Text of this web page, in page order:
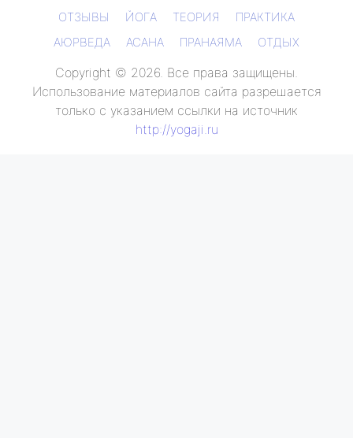
ОТЗЫВЫ
ЙОГА ТЕОРИЯ
ПРАКТИКА
АЮРВЕДА
АСАНА ПРАНАЯМА ОТДЫХ
Copyright © 2026. Все права защищены.
Использование материалов сайта разрешается
только с указанием ссылки на источник
http://yogaji.ru